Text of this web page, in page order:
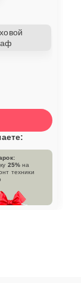
25% на
техники